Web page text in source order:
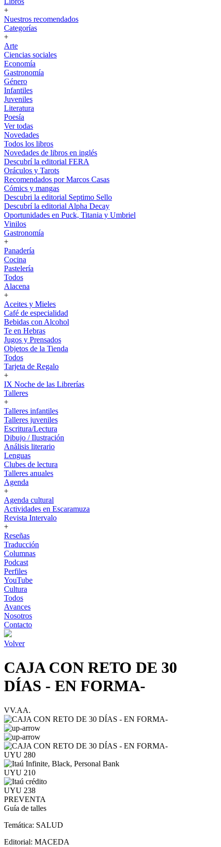
+
Nuestros recomendados
Categorías
+
Arte
Ciencias sociales
Economía
Gastronomía
Género
Infantiles
Juveniles
Literatura
Poesía
Ver todas
Novedades
Todos los libros
Novedades de libros en inglés
Descubrí la editorial FERA
Oráculos y Tarots
Recomendados por Marcos Casas
Cómics y mangas
Descubri la editorial Septimo Sello
Descubrí la editorial Alpha Decay
Oportunidades en Puck, Titania y Umbriel
Vinilos
Gastronomía
+
Panadería
Cocina
Pastelería
Todos
Alacena
+
Aceites y Mieles
Café de especialidad
Bebidas con Alcohol
Te en Hebras
Jugos y Prensados
Objetos de la Tienda
Todos
Tarjeta de Regalo
+
IX Noche de las Librerías
Talleres
+
Talleres infantiles
Talleres juveniles
Escritura/Lectura
Dibujo / Ilustración
Análisis literario
Lenguas
Clubes de lectura
Talleres anuales
Agenda
+
Agenda cultural
Actividades en Escaramuza
Revista Intervalo
+
Reseñas
Traducción
Columnas
Podcast
Perfiles
YouTube
Cultura
Todos
Avances
Nosotros
Contacto
Volver
CAJA CON RETO DE 30
DÍAS - EN FORMA-
VV.AA.
UYU 280
UYU 210
UYU 238
PREVENTA
Guía de talles
Temática: SALUD
Editorial: MACEDA